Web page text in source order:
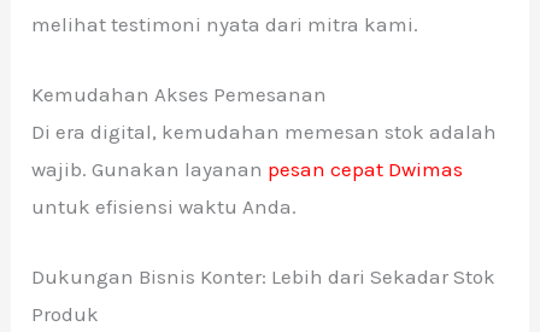
melihat testimoni nyata dari mitra kami.
Kemudahan Akses Pemesanan
Di era digital, kemudahan memesan stok adalah
wajib. Gunakan layanan pesan cepat Dwimas
untuk efisiensi waktu Anda.
Dukungan Bisnis Konter: Lebih dari Sekadar Stok
Produk